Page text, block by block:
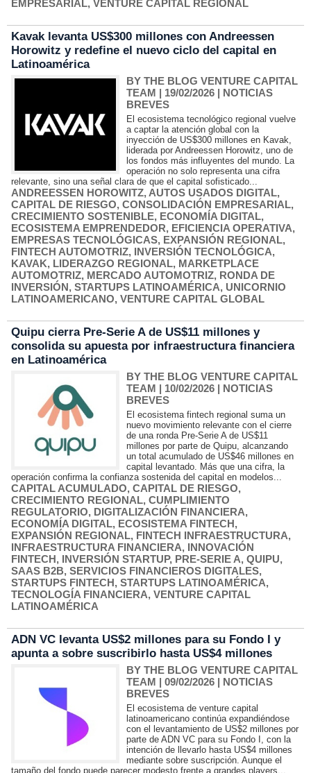
EMPRESARIAL, VENTURE CAPITAL REGIONAL
Kavak levanta US$300 millones con Andreessen
Horowitz y redefine el nuevo ciclo del capital en
Latinoamérica
BY THE BLOG VENTURE CAPITAL
TEAM | 19/02/2026 | NOTICIAS
BREVES
El ecosistema tecnológico regional vuelve
a captar la atención global con la
inyección de US$300 millones en Kavak,
liderada por Andreessen Horowitz, uno de
los fondos más influyentes del mundo. La
operación no solo representa una cifra
relevante, sino una señal clara de que el capital sofisticado...
ANDREESSEN HOROWITZ, AUTOS USADOS DIGITAL,
CAPITAL DE RIESGO, CONSOLIDACIÓN EMPRESARIAL,
CRECIMIENTO SOSTENIBLE, ECONOMÍA DIGITAL,
ECOSISTEMA EMPRENDEDOR, EFICIENCIA OPERATIVA,
EMPRESAS TECNOLÓGICAS, EXPANSIÓN REGIONAL,
FINTECH AUTOMOTRIZ, INVERSIÓN TECNOLÓGICA,
KAVAK, LIDERAZGO REGIONAL, MARKETPLACE
AUTOMOTRIZ, MERCADO AUTOMOTRIZ, RONDA DE
INVERSIÓN, STARTUPS LATINOAMÉRICA, UNICORNIO
LATINOAMERICANO, VENTURE CAPITAL GLOBAL
Quipu cierra Pre-Serie A de US$11 millones y
consolida su apuesta por infraestructura financiera
en Latinoamérica
BY THE BLOG VENTURE CAPITAL
TEAM | 10/02/2026 | NOTICIAS
BREVES
El ecosistema fintech regional suma un
nuevo movimiento relevante con el cierre
de una ronda Pre-Serie A de US$11
millones por parte de Quipu, alcanzando
un total acumulado de US$46 millones en
capital levantado. Más que una cifra, la
operación confirma la confianza sostenida del capital en modelos...
CAPITAL ACUMULADO, CAPITAL DE RIESGO,
CRECIMIENTO REGIONAL, CUMPLIMIENTO
REGULATORIO, DIGITALIZACIÓN FINANCIERA,
ECONOMÍA DIGITAL, ECOSISTEMA FINTECH,
EXPANSIÓN REGIONAL, FINTECH INFRAESTRUCTURA,
INFRAESTRUCTURA FINANCIERA, INNOVACIÓN
FINTECH, INVERSIÓN STARTUP, PRE-SERIE A, QUIPU,
SAAS B2B, SERVICIOS FINANCIEROS DIGITALES,
STARTUPS FINTECH, STARTUPS LATINOAMÉRICA,
TECNOLOGÍA FINANCIERA, VENTURE CAPITAL
LATINOAMÉRICA
ADN VC levanta US$2 millones para su Fondo I y
apunta a sobre suscribirlo hasta US$4 millones
BY THE BLOG VENTURE CAPITAL
TEAM | 09/02/2026 | NOTICIAS
BREVES
El ecosistema de venture capital
latinoamericano continúa expandiéndose
con el levantamiento de US$2 millones por
parte de ADN VC para su Fondo I, con la
intención de llevarlo hasta US$4 millones
mediante sobre suscripción. Aunque el
tamaño del fondo puede parecer modesto frente a grandes players...